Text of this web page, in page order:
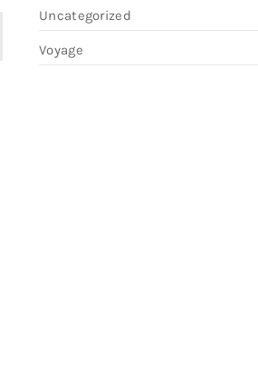
Uncategorized
Voyage